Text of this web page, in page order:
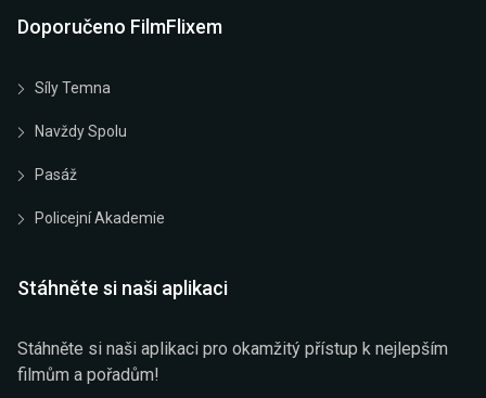
Doporučeno FilmFlixem
Síly Temna
Navždy Spolu
Pasáž
Policejní Akademie
Stáhněte si naši aplikaci
Stáhněte si naši aplikaci pro okamžitý přístup k nejlepším
filmům a pořadům!